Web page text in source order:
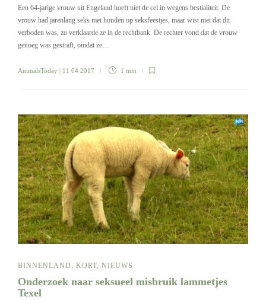
Een 64-jarige vrouw uit Engeland hoeft niet de cel in wegens bestialiteit. De
vrouw had jarenlang seks met honden op seksfeestjes, maar wist niet dat dit
verboden was, zo verklaarde ze in de rechtbank. De rechter vond dat de vrouw
genoeg was gestraft, omdat ze…
AnimalsToday | 11 04 2017 1 min
BINNENLAND, KORT, NIEUWS
Onderzoek naar seksueel misbruik lammetjes
Texel